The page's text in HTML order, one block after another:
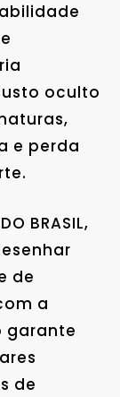
oculto
e perda
BRASIL,
de
a
garante
de